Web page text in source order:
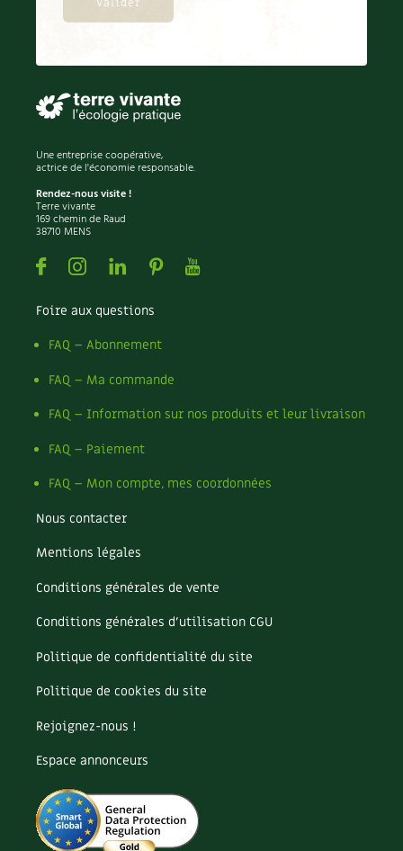
Pelouse
Permaculture
Pesticides
Petits pois
Piment
Pissenlit
Pizza
Plantes
Plantes d'extérieur
Plantes d'intérieur
Plantes médicinales
Plantes sauvages
Plants
Plastique
Poireau
Pollinisation
Pollution
Pomme
Potager
Potager en lasagnes
Poules
Prairie fleurie
Purin
Recette
Récup'
Réparation
Reproduction
Restauration
Rocaille
Ronce (ou mûre de jardin)
Roquette
Une entreprise coopérative,
actrice de l'économie responsable.
Rendez-nous visite !
Terre vivante
169 chemin de Raud
38710 MENS
FacebookInstagramLinkedin
PinterestYoutube
Foire aux questions
FAQ – Abonnement
FAQ – Ma commande
FAQ – Information sur nos produits et leur livraison
FAQ – Paiement
FAQ – Mon compte, mes coordonnées
Nous contacter
Mentions légales
Conditions générales de vente
Conditions générales d’utilisation CGU
Politique de confidentialité du site
Politique de cookies du site
Rejoignez-nous !
Espace annonceurs